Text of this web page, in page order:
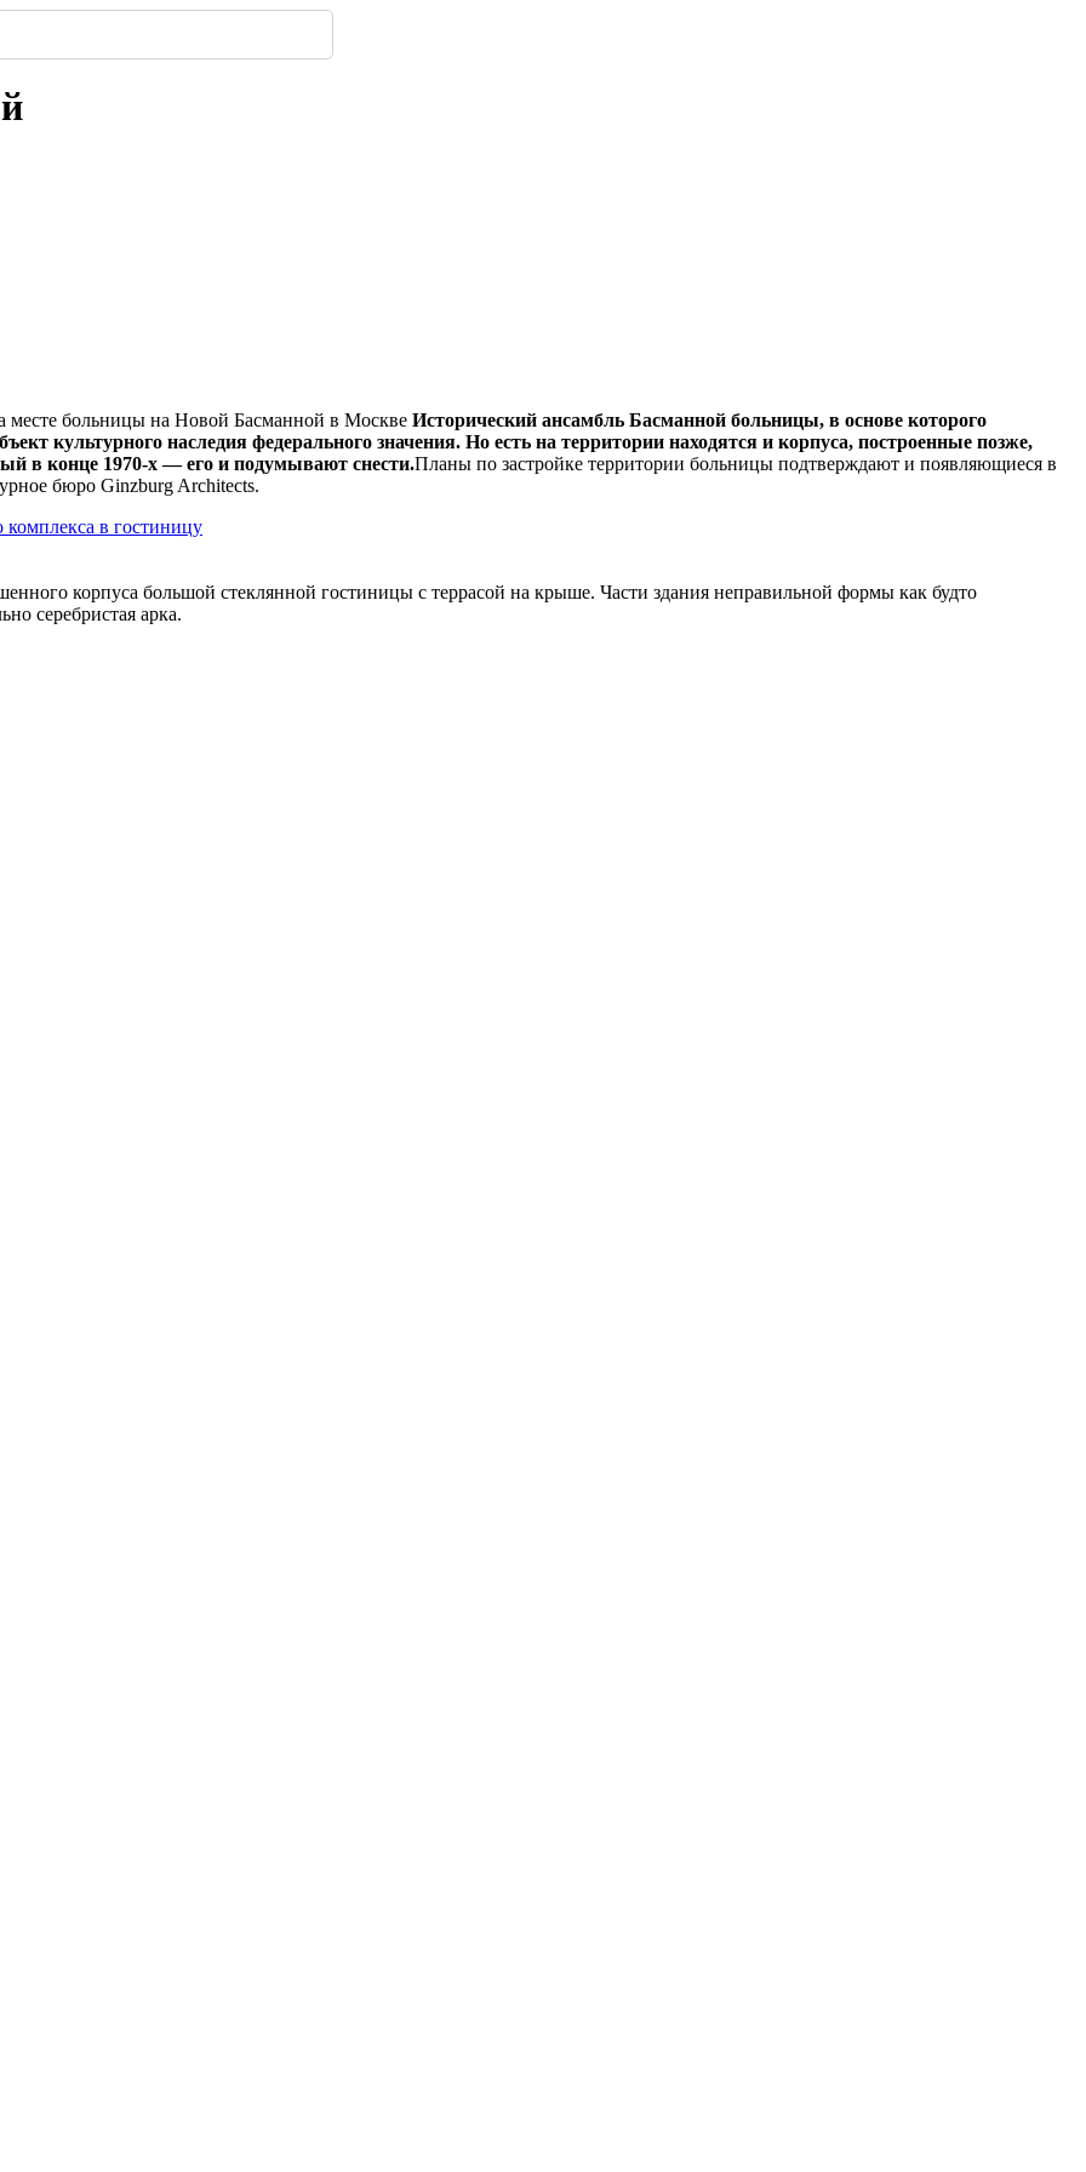
месте больницы на Новой Басманной в Москве Исторический ансамбль Басманной больницы, в основе которого
культурного наследия федерального значения. Но есть на территории находятся и корпуса, построенные позже,
в конце 1970-х — его и подумывают снести.Планы по застройке территории больницы подтверждают и появляющиеся в
бюро Ginzburg Architects.
в гостиницу
корпуса большой стеклянной гостиницы с террасой на крыше. Части здания неправильной формы как будто
серебристая арка.